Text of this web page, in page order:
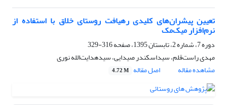
تعیین پیشران‌های کلیدی رهیافت روستای خلاق با استفاده از
نرم‌افزار میک‌مک
دوره 7، شماره 2، تابستان 1395، صفحه
316-329
مهدی راست‌قلم، سیداسکندر صیدایی، سیدهدایت‌الله نوری
مشاهده مقاله
اصل مقاله 4.72 M